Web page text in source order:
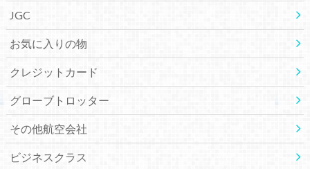
JGC
お気に入りの物
クレジットカード
グローブトロッター
その他航空会社
ビジネスクラス